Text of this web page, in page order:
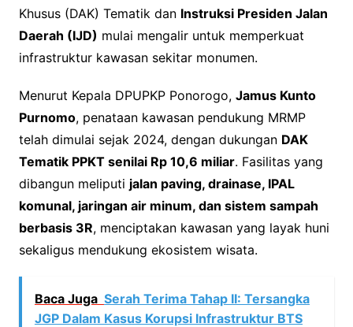
Khusus (DAK) Tematik dan Instruksi Presiden Jalan
Daerah (IJD) mulai mengalir untuk memperkuat
infrastruktur kawasan sekitar monumen.
Menurut Kepala DPUPKP Ponorogo, Jamus Kunto
Purnomo, penataan kawasan pendukung MRMP
telah dimulai sejak 2024, dengan dukungan DAK
Tematik PPKT senilai Rp 10,6 miliar. Fasilitas yang
dibangun meliputi jalan paving, drainase, IPAL
komunal, jaringan air minum, dan sistem sampah
berbasis 3R, menciptakan kawasan yang layak huni
sekaligus mendukung ekosistem wisata.
Baca Juga Serah Terima Tahap II: Tersangka
JGP Dalam Kasus Korupsi Infrastruktur BTS